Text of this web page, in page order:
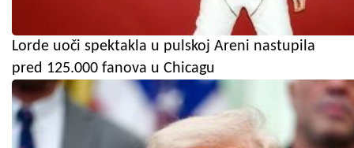
Lorde uoči spektakla u pulskoj Areni nastupila
pred 125.000 fanova u Chicagu